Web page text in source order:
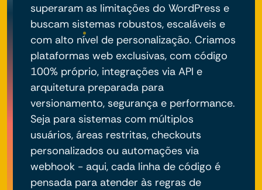
superaram as limitações do WordPress e
buscam sistemas robustos, escaláveis e
com alto nível de personalização. Criamos
plataformas web exclusivas, com código
100% próprio, integrações via API e
arquitetura preparada para
versionamento, segurança e performance.
Seja para sistemas com múltiplos
usuários, áreas restritas, checkouts
personalizados ou automações via
webhook - aqui, cada linha de código é
pensada para atender às regras de